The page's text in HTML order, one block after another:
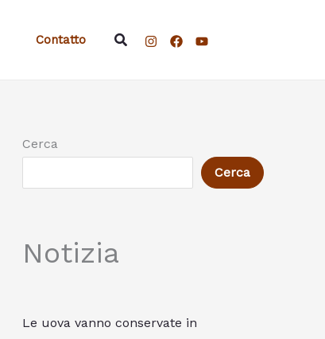
Contatto Cerca
Cerca
Cerca
Notizia
Le uova vanno conservate in